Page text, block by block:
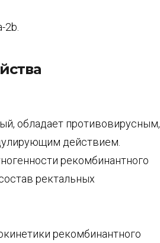
обладает противовирусным,
действием.
рекомбинантного
ректальных
рекомбинантного